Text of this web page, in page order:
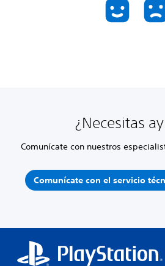
¿Necesitas
Comunícate con nuestros
Comunícate con el servicio